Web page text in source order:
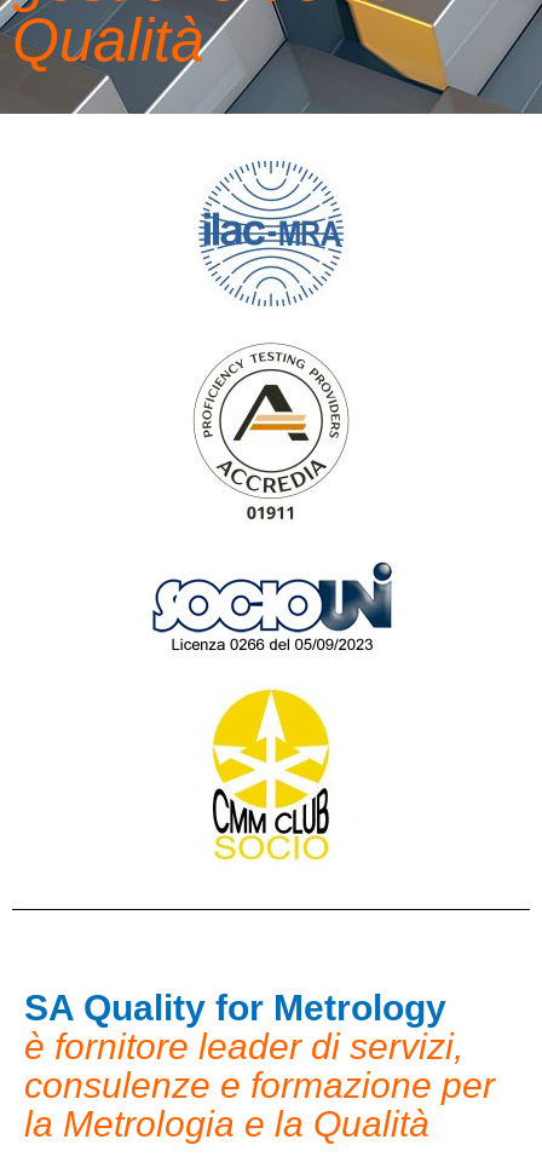
Qualità
SA Quality for Metrology
è fornitore leader di servizi,
consulenze e formazione per
la Metrologia e la Qualità